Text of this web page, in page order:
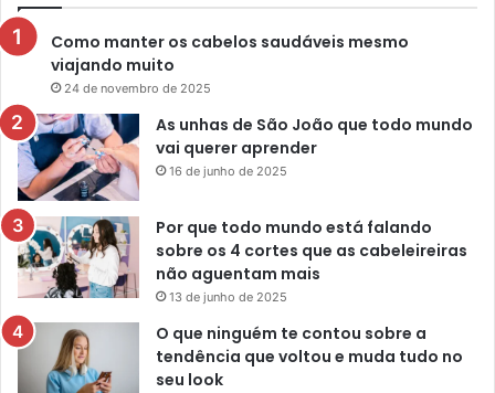
Como manter os cabelos saudáveis mesmo
viajando muito
24 de novembro de 2025
As unhas de São João que todo mundo
vai querer aprender
16 de junho de 2025
Por que todo mundo está falando
sobre os 4 cortes que as cabeleireiras
não aguentam mais
13 de junho de 2025
O que ninguém te contou sobre a
tendência que voltou e muda tudo no
seu look